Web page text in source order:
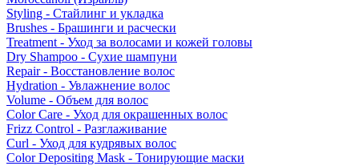
Styling - Стайлинг и укладка
Brushes - Брашинги и расчески
Treatment - Уход за волосами и кожей головы
Dry Shampoo - Сухие шампуни
Repair - Восстановление волос
Hydration - Увлажнение волос
Volume - Объем для волос
Color Care - Уход для окрашенных волос
Frizz Control - Разглаживание
Curl - Уход для кудрявых волос
Color Depositing Mask - Тонирующие маски